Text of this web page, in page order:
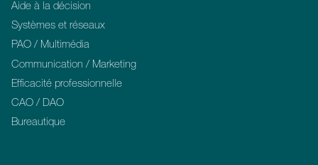
Aide à la décision
Systèmes et réseaux
PAO / Multimédia
Communication / Marketing
Efficacité professionnelle
CAO / DAO
Bureautique